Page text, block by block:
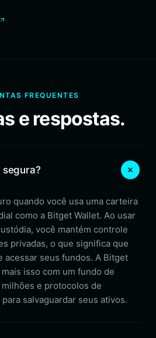
FREQUENTES
e respostas.
quando você usa uma carteira
como a Bitget Wallet. Ao usar
você mantém controle
privadas, o que significa que
acessar seus fundos. A Bitget
isso com um fundo de
e protocolos de
salvaguardar seus ativos.